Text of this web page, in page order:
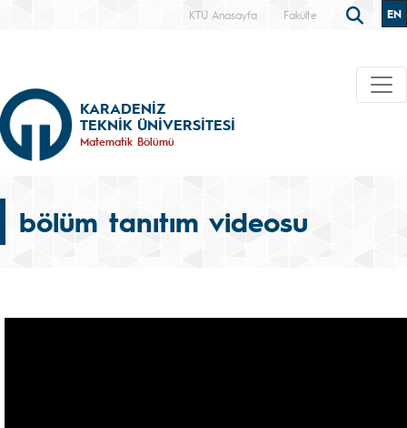
KTÜ Anasayfa Fakülte EN
KARADENİZ
TEKNİK ÜNİVERSİTESİ
Matematik Bölümü
bölüm tanıtım videosu